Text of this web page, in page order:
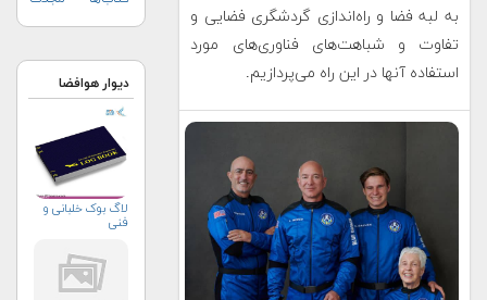
به لبه فضا و راه‌اندازی گردشگری فضایی و
تفاوت و شباهت‌های فناوری‌های مورد
استفاده آنها در این راه می‌پردازیم.
دیوار هوافضا
لاگ بوک خلبانی و
فنی